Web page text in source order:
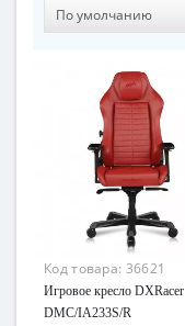
Код товара: 36621
Игровое кресло DXRacer
DMC/IA233S/R